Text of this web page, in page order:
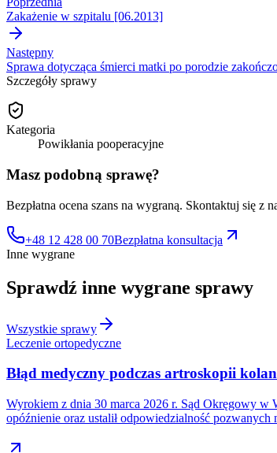
Zakażenie w szpitalu [06.2013]
Następny
Sprawa dotycząca śmierci matki po porodzie
Szczegóły sprawy
Kategoria
Powikłania pooperacyjne
Masz podobną sprawę?
Bezpłatna ocena szans na wygraną. Skontaktuj się z
+48 12 428 00 70Bezpłatna konsultacja
Inne wygrane
Sprawdź inne wygrane sprawy
Wszystkie sprawy
Leczenie ortopedyczne
Błąd medyczny podczas artroskopii
Wyrokiem z dnia 30 marca 2026 r. Sąd Okręgowy w
opóźnienie oraz ustalił odpowiedzialność pozwanych